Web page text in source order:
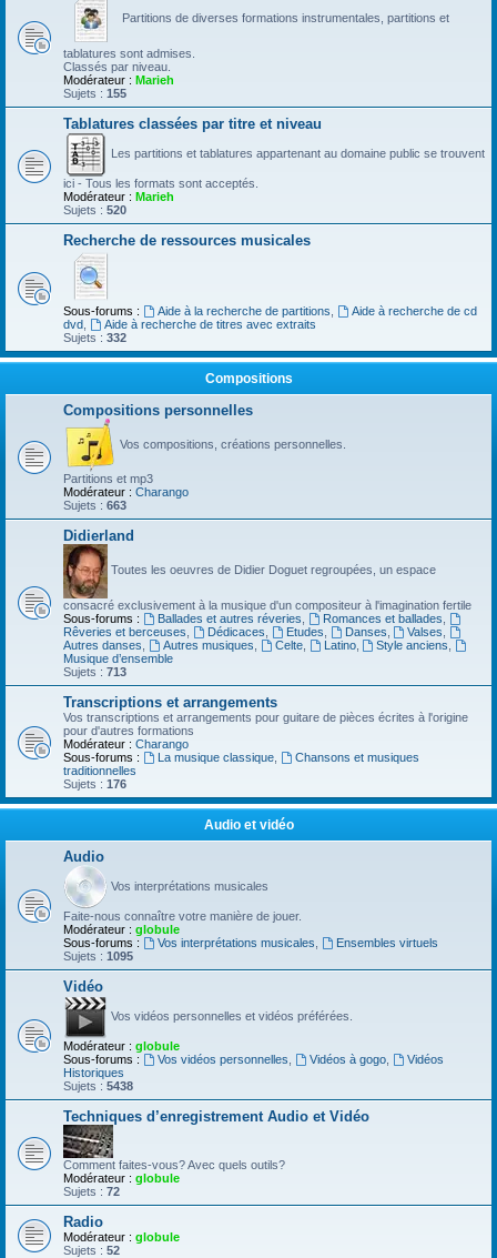
Partitions de diverses formations instrumentales, partitions et
tablatures sont admises.
Classés par niveau.
Modérateur : Marieh
Sujets : 155
Tablatures classées par titre et niveau
Les partitions et tablatures appartenant au domaine public se trouvent
ici - Tous les formats sont acceptés.
Modérateur : Marieh
Sujets : 520
Recherche de ressources musicales
Sous-forums : Aide à la recherche de partitions
Aide à recherche de cd
dvd
Aide à recherche de titres avec extraits
Sujets : 332
Compositions
Compositions personnelles
Vos compositions, créations personnelles.
Partitions et mp3
Modérateur : Charango
Sujets : 663
Didierland
Toutes les oeuvres de Didier Doguet regroupées, un espace
consacré exclusivement à la musique d'un compositeur à l'imagination fertile
Sous-forums :
Ballades et autres réveries Romances et ballades
Rêveries et berceuses
Dédicaces Etudes Danses Valses
Autres danses
Autres musiques Celte, Latino, Style anciens
Musique d’ensemble
Sujets : 713
Transcriptions et arrangements
Vos transcriptions et arrangements pour guitare de pièces écrites à l'origine
pour d'autres formations
Modérateur : Charango
Sous-forums :
La musique classique,
Chansons et musiques
traditionnelles
Sujets : 176
Audio et vidéo
Audio
Vos interprétations musicales
Faite-nous connaître votre manière de jouer.
Modérateur : globule
Sous-forums :
Vos interprétations musicales
Ensembles virtuels
Sujets : 1095
Vidéo
Vos vidéos personnelles et vidéos préférées.
Modérateur : globule
Sous-forums :
Vos vidéos personnelles Vidéos à gogo,
Vidéos
Historiques
Sujets : 5438
Techniques d’enregistrement Audio et Vidéo
Comment faites-vous? Avec quels outils?
Modérateur : globule
Sujets : 72
Radio
Modérateur : globule
Sujets : 52